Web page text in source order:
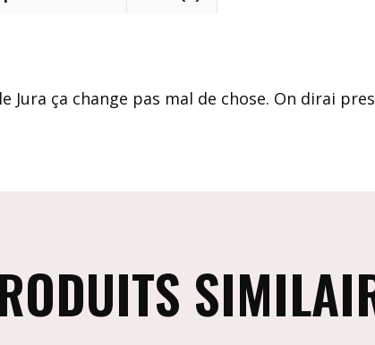
Jura ça change pas mal de chose. On dirai